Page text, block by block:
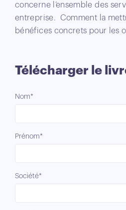
concerne l’ensemble des
entreprise. Comment la
bénéfices concrets pour les
Télécharger le
Nom*
Prénom*
Société*